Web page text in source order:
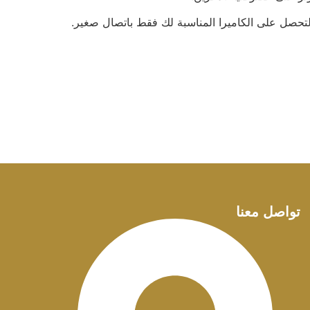
على الكاميرا المناسبة لك فقط باتصال صغير.
تواصل معنا